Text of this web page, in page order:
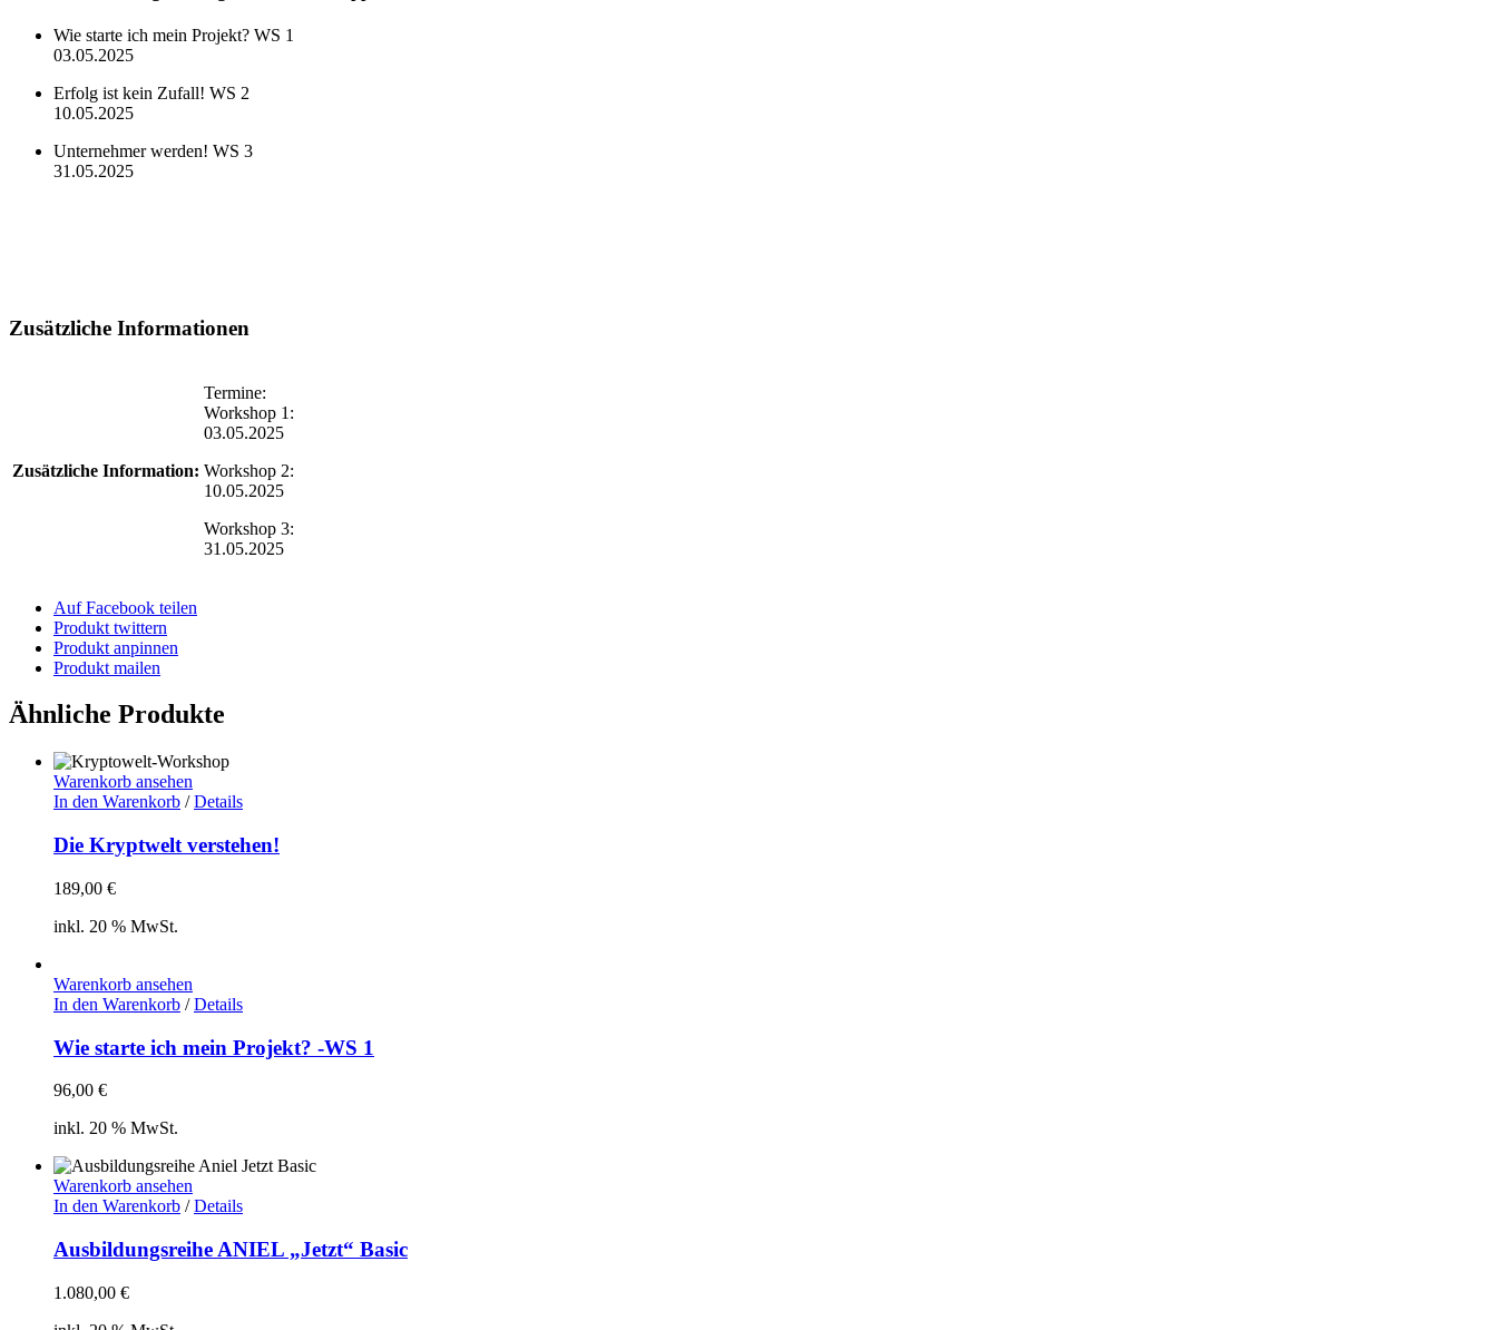
Wie starte ich mein Projekt? WS 1
03.05.2025
Erfolg ist kein Zufall! WS 2
10.05.2025
Unternehmer werden! WS 3
31.05.2025
Zusätzliche Informationen
Zusätzliche Information:
Termine:
Workshop 1:
03.05.2025
Workshop 2:
10.05.2025
Workshop 3:
31.05.2025
Auf Facebook teilen
Produkt twittern
Produkt anpinnen
Produkt mailen
Ähnliche Produkte
Warenkorb ansehen
In den Warenkorb / Details
Die Kryptwelt verstehen!
189,00 €
inkl. 20 % MwSt.
Warenkorb ansehen
In den Warenkorb / Details
Wie starte ich mein Projekt? -WS 1
96,00 €
inkl. 20 % MwSt.
Warenkorb ansehen
In den Warenkorb / Details
Ausbildungsreihe ANIEL „Jetzt“ Basic
1.080,00 €